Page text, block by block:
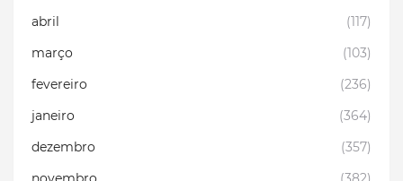
abril
(117)
março
(103)
fevereiro
(236)
janeiro
(364)
dezembro
(357)